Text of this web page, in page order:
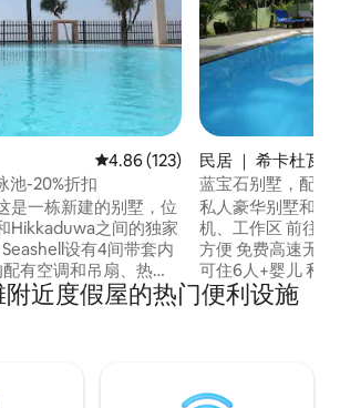
平均评分 4.86 分（满分 5 分），
4.86 (123)
池-20%折扣
是一栋新建的别墅，位
Hikkaduwa之间的独家
设有4间带套内
有空调和吊扇、热
，从别墅的每个角落都
滩景观。 宽敞的用餐
民居 ｜ 希卡杜瓦
蓝宝石别墅，配备
调和无线网络
私人豪华别墅和泳
机、工作区 前往
方便 免费高速无
可住6人+婴儿 私
床卧室、1间加大
浴间 宽敞的室内
街区 机场接送/安
近度假屋的热门便利设施